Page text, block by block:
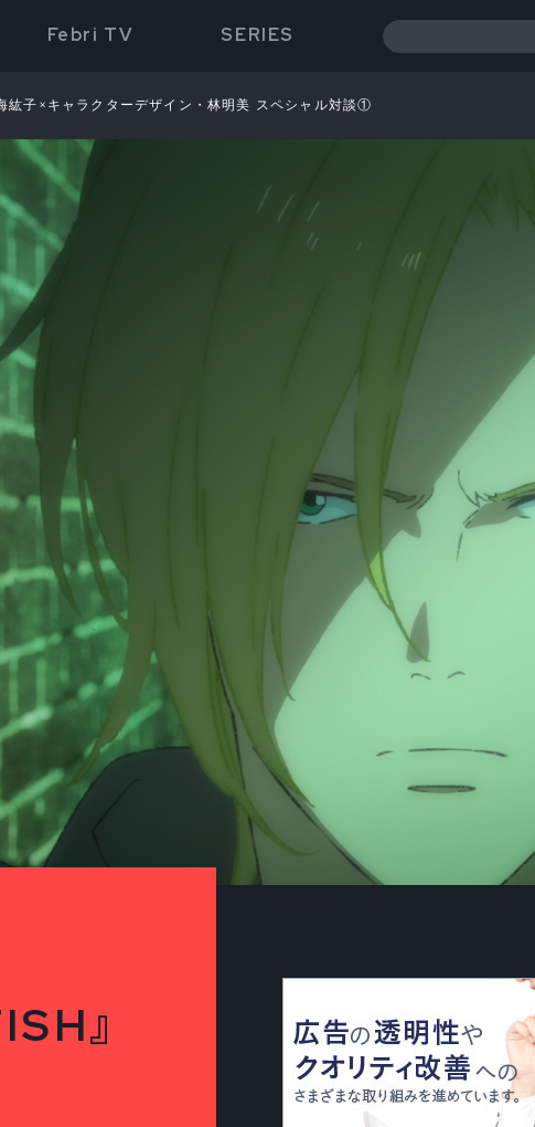
Febri TV SERIES
子×キャラクターデザイン・林明美 スペシャル対談①
』